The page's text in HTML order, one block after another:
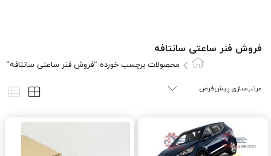
فروش فنر ساعتی سانتافه
محصولات برچسب خورده “فروش فنر ساعتی سانتافه”